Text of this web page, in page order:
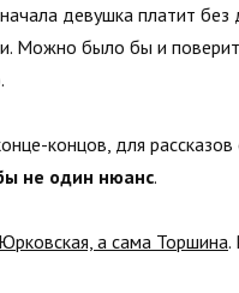
девушка платит без
Можно было бы и
концов, для
не один нюанс.
а сама Торшина.